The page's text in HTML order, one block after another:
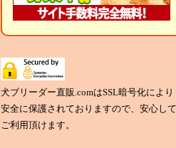
犬ブリーダー直販.comはSSL暗号化により
安全に保護されておりますので、安心して
ご利用頂けます。